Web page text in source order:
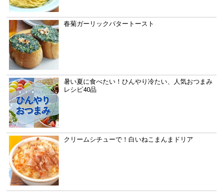
春菊ガーリックバタートースト
暑い夏に食べたい！ひんやり冷たい、人気おつまみ
レシピ40品
クリームシチューで！白いねこまんまドリア